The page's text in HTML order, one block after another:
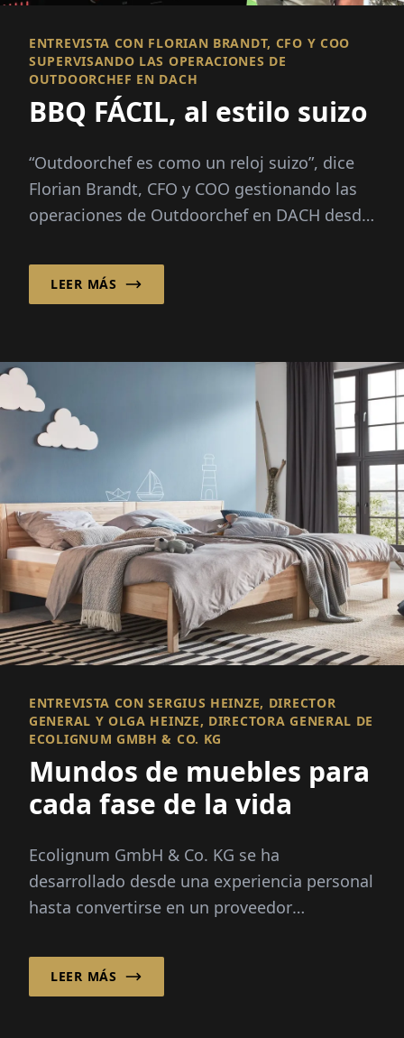
ENTREVISTA CON FLORIAN BRANDT, CFO Y COO
SUPERVISANDO LAS OPERACIONES DE
OUTDOORCHEF EN DACH
BBQ FÁCIL, al estilo suizo
“Outdoorchef es como un reloj suizo”, dice
Florian Brandt, CFO y COO gestionando las
operaciones de Outdoorchef en DACH desde
LEER MÁS
ENTREVISTA CON SERGIUS HEINZE, DIRECTOR
GENERAL Y OLGA HEINZE, DIRECTORA GENERAL DE
ECOLIGNUM GMBH & CO. KG
Mundos de muebles para
cada fase de la vida
Ecolignum GmbH & Co. KG se ha
desarrollado desde una experiencia personal
hasta convertirse en un proveedor
familiares. Con un enfoque claro en madera
maciza, cadenas de suministro sostenibles y
LEER MÁS